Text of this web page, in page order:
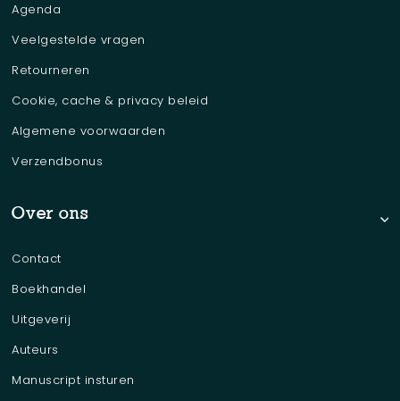
Agenda
Veelgestelde vragen
Retourneren
Cookie, cache & privacy beleid
Algemene voorwaarden
Verzendbonus
Over ons
Contact
Boekhandel
Uitgeverij
Auteurs
Manuscript insturen